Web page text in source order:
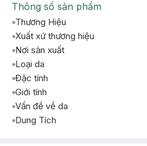
Thông số sản phẩm
Thương Hiệu
Xuất xứ thương hiệu
Nơi sản xuất
Loại da
Đặc tính
Giới tính
Vấn đề về da
Dung Tích